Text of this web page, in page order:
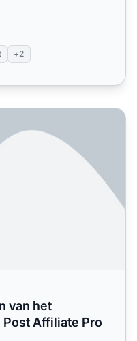
+2
affiliateprogramma van
van het
Affiliate Pro